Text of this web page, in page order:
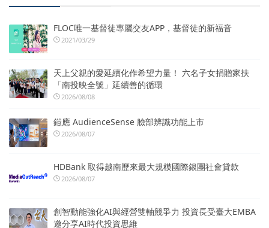
FLOC唯一基督徒專屬交友APP，基督徒的新福音
2021/03/29
天上父親的愛延續化作希望力量！ 六名子女捐贈家扶
「南投映全號」延續善的循環
2026/08/08
鎧應 AudienceSense 臉部辨識功能上市
2026/08/07
HDBank 取得越南歷來最大規模國際銀團社會貸款
2026/08/07
創智動能強化AI與經營雙軸競爭力 投資長受臺大EMBA
邀分享AI時代投資思維